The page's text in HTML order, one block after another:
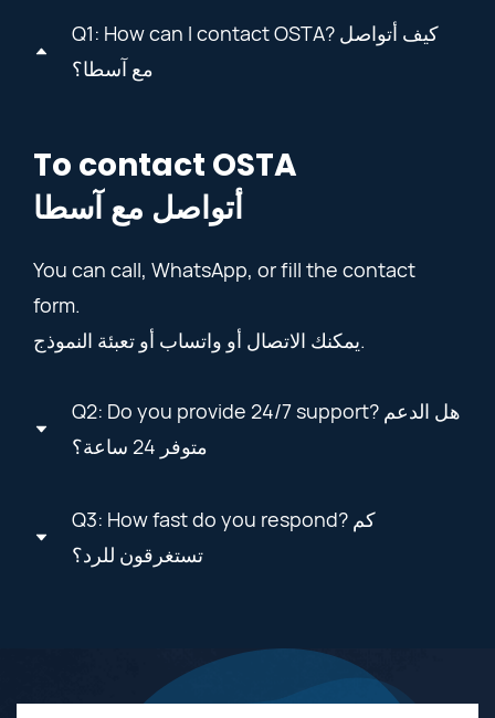
Q1: How can I contact OSTA? كيف أتواصل
مع آسطا؟
To contact OSTA
أتواصل مع آسطا
You can call, WhatsApp, or fill the contact
form.
يمكنك الاتصال أو واتساب أو تعبئة النموذج.
Q2: Do you provide 24/7 support? هل الدعم
متوفر 24 ساعة؟
Osta Services provide
24/7 support?
خدمات اسطا توفر 24 ساعة
Yes, customer support is available 24/7.
Q3: How fast do you respond? كم
تستغرقون للرد؟
Fast respond
سرعة الرد